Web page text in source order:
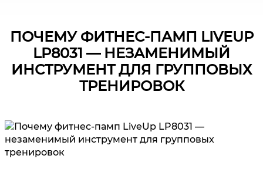
ПОЧЕМУ ФИТНЕС-ПАМП LIVEUP
LP8031 — НЕЗАМЕНИМЫЙ
ИНСТРУМЕНТ ДЛЯ ГРУППОВЫХ
ТРЕНИРОВОК